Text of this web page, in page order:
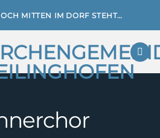
MITTEN IM DORF STEHT…